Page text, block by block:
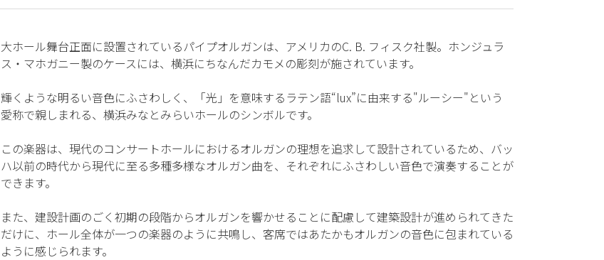
大ホール舞台正面に設置されているパイプオルガンは、アメリカのC. B. フィスク社製。ホンジュラ
ス・マホガニー製のケースには、横浜にちなんだカモメの彫刻が施されています。
輝くような明るい音色にふさわしく、「光」を意味するラテン語“lux”に由来する"ルーシー"という
愛称で親しまれる、横浜みなとみらいホールのシンボルです。
この楽器は、現代のコンサートホールにおけるオルガンの理想を追求して設計されているため、バッ
ハ以前の時代から現代に至る多種多様なオルガン曲を、それぞれにふさわしい音色で演奏することが
できます。
また、建設計画のごく初期の段階からオルガンを響かせることに配慮して建築設計が進められてきた
だけに、ホール全体が一つの楽器のように共鳴し、客席ではあたかもオルガンの音色に包まれている
ように感じられます。